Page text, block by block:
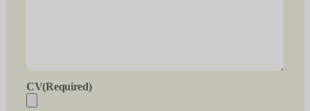
CV(Required)